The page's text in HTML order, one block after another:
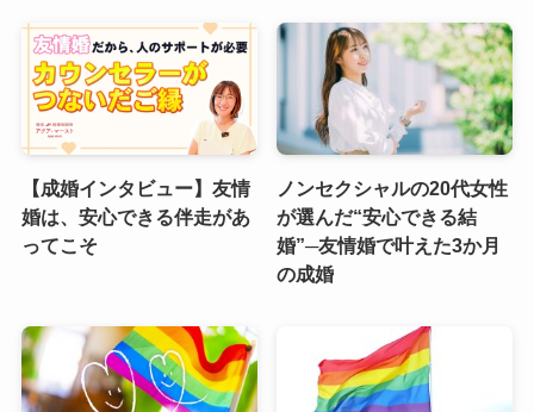
【成婚インタビュー】友情
婚は、安心できる伴走があ
ってこそ
ノンセクシャルの20代女性
が選んだ“安心できる結
婚”─友情婚で叶えた3か月
の成婚